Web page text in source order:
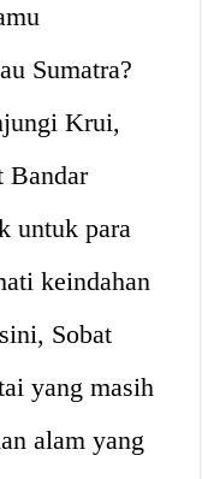
Sumatra?
Krui,
Bandar
untuk para
keindahan
Sobat
yang masih
alam yang